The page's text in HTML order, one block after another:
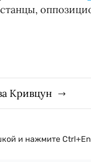
Кривцун
и нажмите